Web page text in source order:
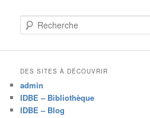
e
c
h
e
DES SITES À DÉCOUVRIR
admin
IDBE – Bibliothèque
IDBE – Blog